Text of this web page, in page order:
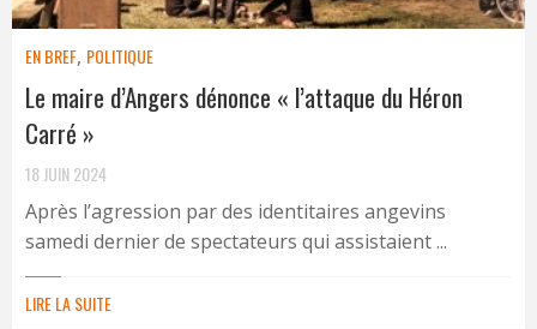
EN BREF, POLITIQUE
Le maire d’Angers dénonce « l’attaque du Héron
Carré »
18 JUIN 2024
Après l’agression par des identitaires angevins
samedi dernier de spectateurs qui assistaient ...
LIRE LA SUITE